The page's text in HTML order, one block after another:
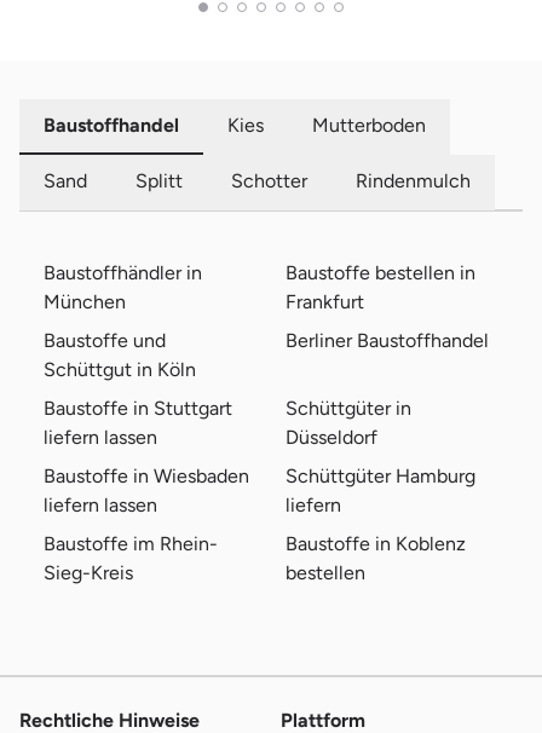
Baustoffhandel Kies Mutterboden
Sand Splitt Schotter Rindenmulch
Baustoffhändler in
München
Baustoffe bestellen in
Frankfurt
Baustoffe und
Schüttgut in Köln
Berliner Baustoffhandel
Baustoffe in Stuttgart
liefern lassen
Schüttgüter in
Düsseldorf
Baustoffe in Wiesbaden
liefern lassen
Schüttgüter Hamburg
liefern
Baustoffe im Rhein-
Sieg-Kreis
Baustoffe in Koblenz
bestellen
Rechtliche Hinweise Plattform